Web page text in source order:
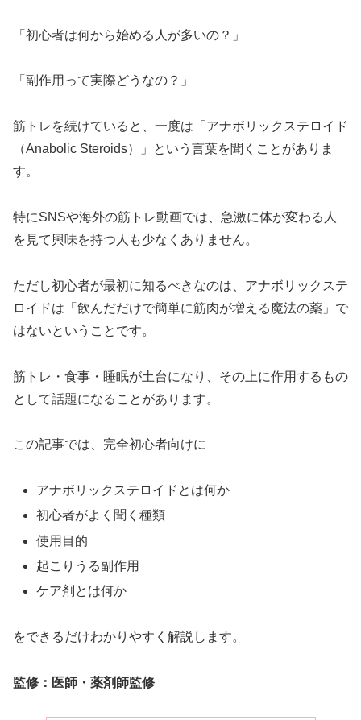
「初心者は何から始める人が多いの？」
「副作用って実際どうなの？」
筋トレを続けていると、一度は「アナボリックステロイド
（Anabolic Steroids）」という言葉を聞くことがありま
す。
特にSNSや海外の筋トレ動画では、急激に体が変わる人
を見て興味を持つ人も少なくありません。
ただし初心者が最初に知るべきなのは、アナボリックステ
ロイドは「飲んだだけで簡単に筋肉が増える魔法の薬」で
はないということです。
筋トレ・食事・睡眠が土台になり、その上に作用するもの
として話題になることがあります。
この記事では、完全初心者向けに
アナボリックステロイドとは何か
初心者がよく聞く種類
使用目的
起こりうる副作用
ケア剤とは何か
をできるだけわかりやすく解説します。
監修：医師・薬剤師監修